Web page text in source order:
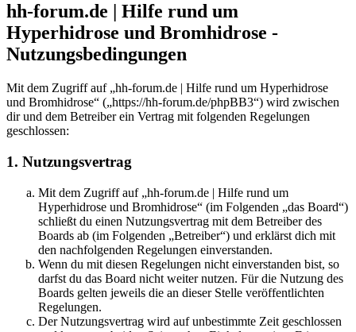
hh-forum.de | Hilfe rund um
Hyperhidrose und Bromhidrose -
Nutzungsbedingungen
Mit dem Zugriff auf „hh-forum.de | Hilfe rund um Hyperhidrose
und Bromhidrose“ („https://hh-forum.de/phpBB3“) wird zwischen
dir und dem Betreiber ein Vertrag mit folgenden Regelungen
geschlossen:
1. Nutzungsvertrag
Mit dem Zugriff auf „hh-forum.de | Hilfe rund um
Hyperhidrose und Bromhidrose“ (im Folgenden „das Board“)
schließt du einen Nutzungsvertrag mit dem Betreiber des
Boards ab (im Folgenden „Betreiber“) und erklärst dich mit
den nachfolgenden Regelungen einverstanden.
Wenn du mit diesen Regelungen nicht einverstanden bist, so
darfst du das Board nicht weiter nutzen. Für die Nutzung des
Boards gelten jeweils die an dieser Stelle veröffentlichten
Regelungen.
Der Nutzungsvertrag wird auf unbestimmte Zeit geschlossen